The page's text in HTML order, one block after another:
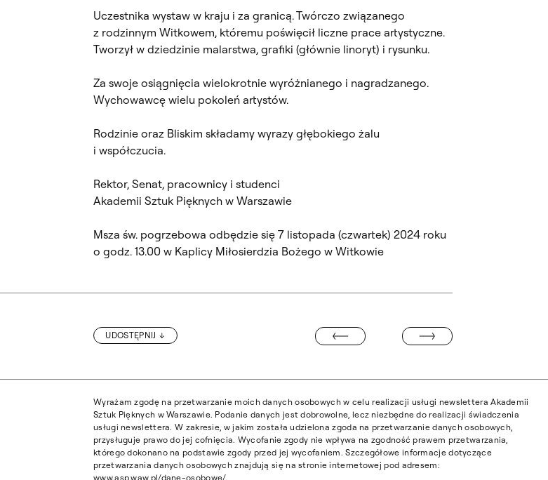
Uczestnika wystaw w kraju i za granicą. Twórczo związanego
z rodzinnym Witkowem, któremu poświęcił liczne prace artystyczne.
Tworzył w dziedzinie malarstwa, grafiki (głównie linoryt) i rysunku.
Za swoje osiągnięcia wielokrotnie wyróżnianego i nagradzanego.
Wychowawcę wielu pokoleń artystów.
Rodzinie oraz Bliskim składamy wyrazy głębokiego żalu
i współczucia.
Rektor, Senat, pracownicy i studenci
Akademii Sztuk Pięknych w Warszawie
Msza św. pogrzebowa odbędzie się 7 listopada (czwartek) 2024 roku
o godz. 13.00 w Kaplicy Miłosierdzia Bożego w Witkowie
UDOSTĘPNIJ
BŁAŻEJ OSTOJA LNISKI: „PEJZAŻ”. WERNISAŻ WYSTAWY W SALONIE GOLDENMARK
MENEDŻER OPIEKI I
Wyrażam zgodę na przetwarzanie moich danych osobowych w celu realizacji usługi newslettera Akademii
Sztuk Pięknych w Warszawie. Podanie danych jest dobrowolne, lecz niezbędne do realizacji świadczenia
usługi newslettera. W zakresie, w jakim została udzielona zgoda na przetwarzanie danych osobowych,
przysługuje prawo do jej cofnięcia. Wycofanie zgody nie wpływa na zgodność prawem przetwarzania,
którego dokonano na podstawie zgody przed jej wycofaniem. Szczegółowe informacje dotyczące
przetwarzania danych osobowych znajdują się na stronie internetowej pod adresem:
www.asp.waw.pl/dane-osobowe/.